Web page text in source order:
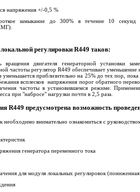
напряжения +/-0,5 %
замыкание до 300% в течение 10
регулировки R449 таков:
вращения двигателя генераторной установки
частоты регулятор R449 обеспечивает
приблизительно на 25% до тех пор, пока
всплесков напряжения порог обратного
частоты в установившемся режиме.
при "набросе" нагрузки почти в 2,5 раза.
R449 предусмотрена возможность
необходимо внимательно ознакомиться с
генератора переменного тока
для модуля локальных регулировок